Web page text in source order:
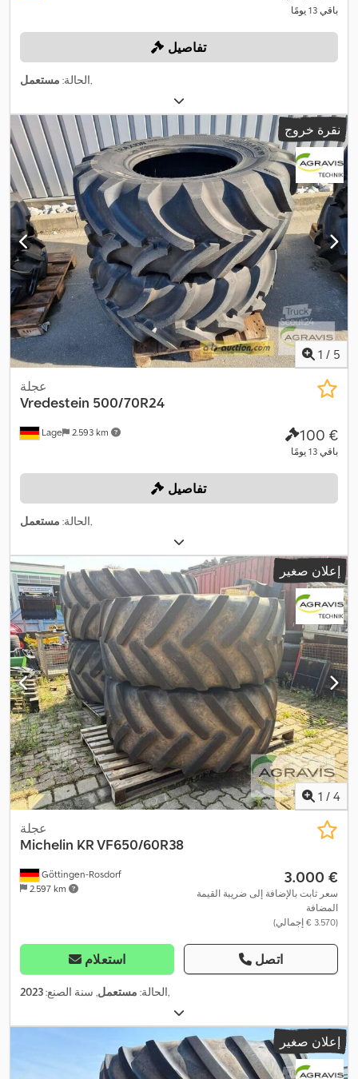
باقي 13 يومًا
تفاصيل
الحالة: مستعمل ,
نقرة خروج
1 / 5
Lage 2.593 km
عجلة
Vredestein 500/70R24
‏100 €
باقي 13 يومًا
تفاصيل
الحالة: مستعمل ,
إعلان صغير
1 / 4
Göttingen-Rosdorf
2.597 km
عجلة
Michelin KR VF650/60R38
‏3.000 €
سعر ثابت بالإضافة إلى ضريبة القيمة
المضافة
(‏3.570 € إجمالي)
استعلام اتصل
الحالة: مستعمل, سنة الصنع:2023 ,
إعلان صغير